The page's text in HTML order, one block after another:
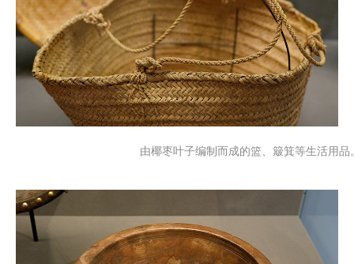
由椰枣叶子编制而成的篮、簸箕等生活用